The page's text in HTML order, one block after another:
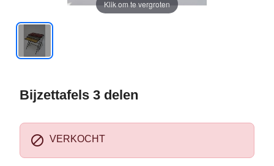
Klik om te vergroten
Bijzettafels 3 delen
 VERKOCHT